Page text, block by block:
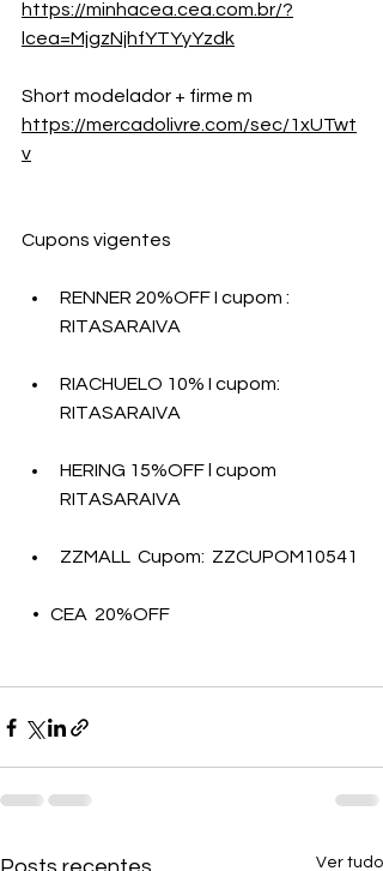
https://minhacea.cea.com.br/?
lcea=MjgzNjhfYTYyYzdk
Short modelador + firme m
https://mercadolivre.com/sec/1xUTwt
v
Cupons vigentes
RENNER 20%OFF I cupom :
RITASARAIVA
RIACHUELO 10% I cupom:
RITASARAIVA
HERING 15%OFF l cupom
RITASARAIVA
ZZMALL  Cupom:  ZZCUPOM10541
   •   CEA  20%OFF
Ver tudo